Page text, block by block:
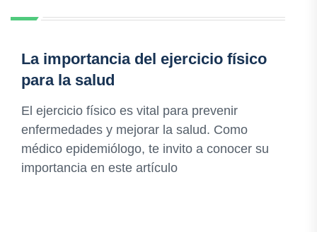
La importancia del ejercicio físico
para la salud
El ejercicio físico es vital para prevenir
enfermedades y mejorar la salud. Como
médico epidemiólogo, te invito a conocer su
importancia en este artículo